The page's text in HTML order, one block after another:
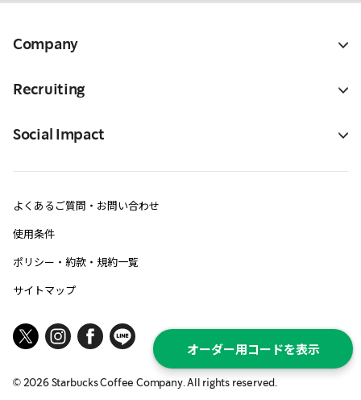
オーダー用コードを表示
Company
Recruiting
Social Impact
よくあるご質問・お問い合わせ
使用条件
ポリシー・約款・規約一覧
サイトマップ
© 2026Starbucks Coffee Company. All rights reserved.